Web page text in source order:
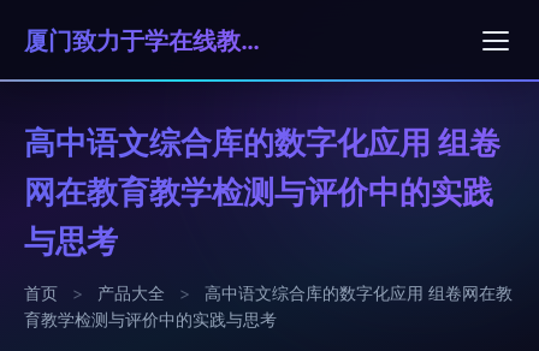
厦门致力于学在线教育科技有限公司
高中语文综合库的数字化应用 组卷
网在教育教学检测与评价中的实践
与思考
首页 > 产品大全 >
高中语文综合库的数字化应用 组卷网在教
育教学检测与评价中的实践与思考